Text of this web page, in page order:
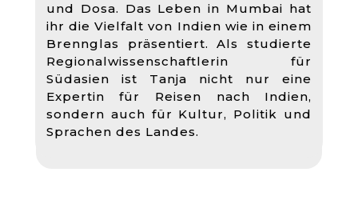
und Dosa. Das Leben in Mumbai hat
ihr die Vielfalt von Indien wie in einem
Brennglas präsentiert. Als studierte
Regionalwissenschaftlerin für
Südasien ist Tanja nicht nur eine
Expertin für Reisen nach Indien,
sondern auch für Kultur, Politik und
Sprachen des Landes.